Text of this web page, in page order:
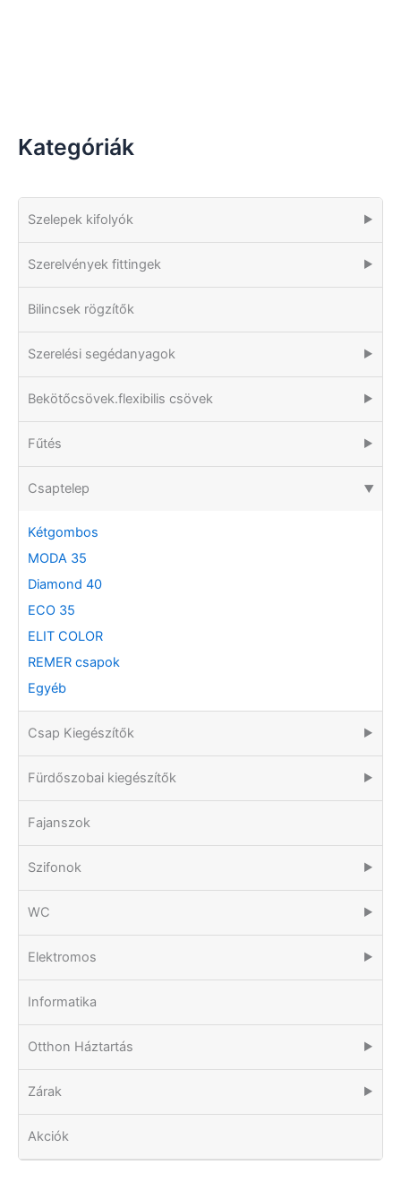
Kategóriák
Szelepek kifolyók ▶
Szerelvények fittingek ▶
Bilincsek rögzítők
Szerelési segédanyagok ▶
Bekötőcsövek.flexibilis csövek ▶
Fűtés ▶
Csaptelep ▶
Kétgombos
MODA 35
Diamond 40
ECO 35
ELIT COLOR
REMER csapok
Egyéb
Csap Kiegészítők ▶
Fürdőszobai kiegészítők ▶
Fajanszok
Szifonok ▶
WC ▶
Elektromos ▶
Informatika
Otthon Háztartás ▶
Zárak ▶
Akciók